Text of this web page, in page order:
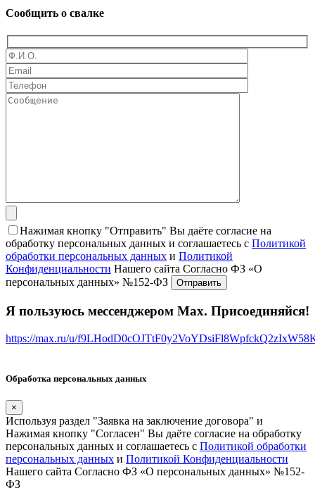
Сообщить о свалке
Нажимая кнопку "Отправить" Вы даёте согласие на
обработку персональных данных и соглашаетесь с Политикой
обработки персональных данных и Политикой
Конфиденциальности Нашего сайта Согласно ФЗ «О
персональных данных» №152-ФЗ
Я пользуюсь мессенджером Max. Присоединяйся!
https://max.ru/u/
Обработка персональных данных
×
Используя раздел "Заявка на заключение договора" и
Нажимая кнопку "Согласен" Вы даёте согласие на обработку
персональных данных и соглашаетесь с Политикой обработки
персональных данных и Политикой Конфиденциальности
Нашего сайта Согласно ФЗ «О персональных данных» №152-
ФЗ